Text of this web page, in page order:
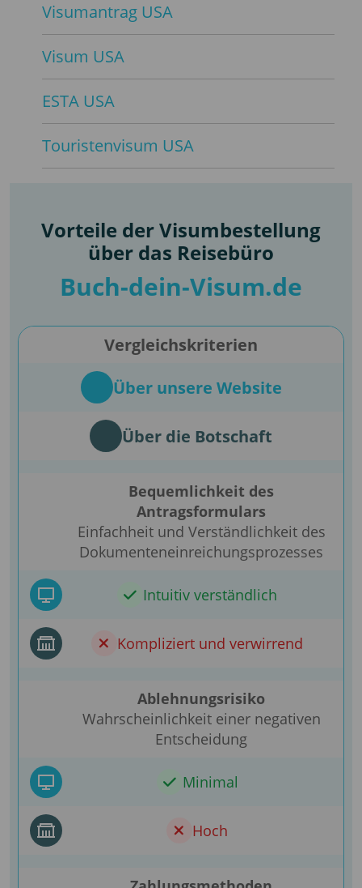
Visumantrag USA
Visum USA
ESTA USA
Touristenvisum USA
Vorteile der Visumbestellung
über das Reisebüro
Buch-dein-Visum.de
Vergleichskriterien
Über unsere Website
Über die Botschaft
Bequemlichkeit des
Antragsformulars
Einfachheit und Verständlichkeit des
Dokumenteneinreichungsprozesses
Intuitiv verständlich
Kompliziert und verwirrend
Ablehnungsrisiko
Wahrscheinlichkeit einer negativen
Entscheidung
Minimal
Hoch